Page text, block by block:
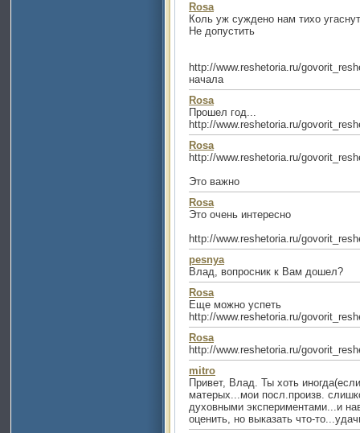
Rosa
Коль уж суждено нам тихо
Не допустить
http://www.reshetoria.ru/
начала
Rosa
Прошел год...
http://www.reshetoria.ru/
Rosa
http://www.reshetoria.ru/
Это важно
Rosa
Это очень интересно
http://www.reshetoria.ru/
pesnya
Влад, вопросник к Вам дошел?
Rosa
Еще можно успеть
http://www.reshetoria.ru/
Rosa
http://www.reshetoria.ru/
mitro
Привет, Влад. Ты хоть
матерых...мои посл.произв.
духовными экспериментами...и
оценить, но выказать что-